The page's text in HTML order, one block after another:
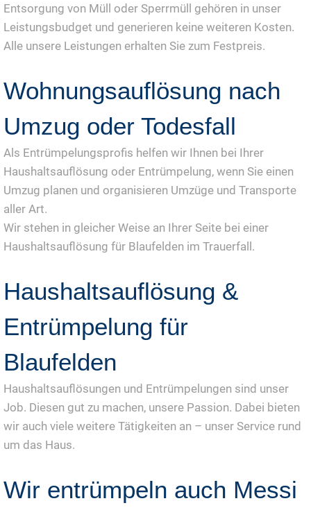
Entsorgung von Müll oder Sperrmüll gehören in unser
Leistungsbudget und generieren keine weiteren Kosten.
Alle unsere Leistungen erhalten Sie zum Festpreis.
Wohnungsauflösung nach
Umzug oder Todesfall
Als Entrümpelungsprofis helfen wir Ihnen bei Ihrer
Haushaltsauflösung oder Entrümpelung, wenn Sie einen
Umzug planen und organisieren Umzüge und Transporte
aller Art.
Wir stehen in gleicher Weise an Ihrer Seite bei einer
Haushaltsauflösung für Blaufelden im Trauerfall.
Haushaltsauflösung &
Entrümpelung für
Blaufelden
Haushaltsauflösungen und Entrümpelungen sind unser
Job. Diesen gut zu machen, unsere Passion. Dabei bieten
wir auch viele weitere Tätigkeiten an – unser Service rund
um das Haus.
Wir entrümpeln auch Messi